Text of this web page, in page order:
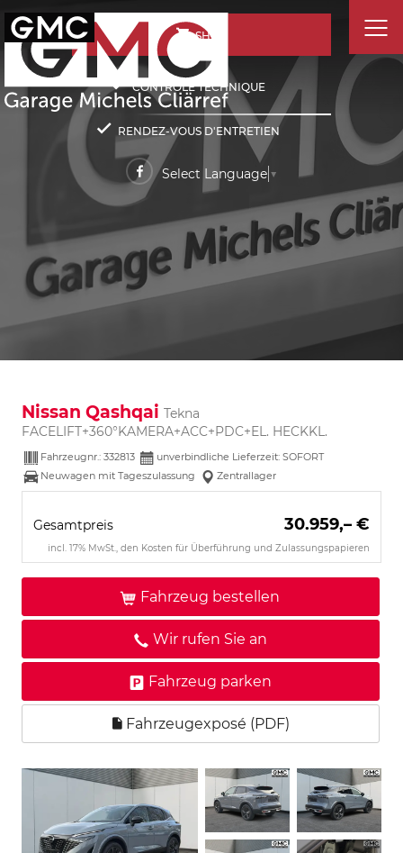
SHOP
CONTRÔLE TECHNIQUE
RENDEZ-VOUS D'ENTRETIEN
Select Language ▼
Nissan Qashqai Tekna
FACELIFT+360°KAMERA+ACC+PDC+EL. HECKKL.
Fahrzeugnr.: 332813
unverbindliche Lieferzeit: SOFORT
Neuwagen mit Tageszulassung
Zentrallager
Gesamtpreis 30.959,– €
incl. 17% MwSt., den Kosten für Überführung und Zulassungspapieren
Fahrzeug bestellen
Wir rufen Sie an
Fahrzeug parken
Fahrzeugexposé (PDF)